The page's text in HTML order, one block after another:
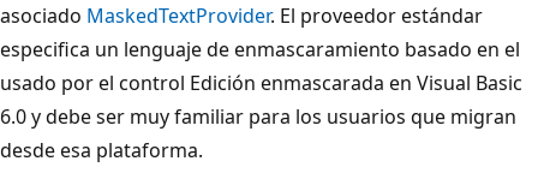
asociado MaskedTextProvider. El proveedor estándar
especifica un lenguaje de enmascaramiento basado en el
usado por el control Edición enmascarada en Visual Basic
6.0 y debe ser muy familiar para los usuarios que migran
desde esa plataforma.